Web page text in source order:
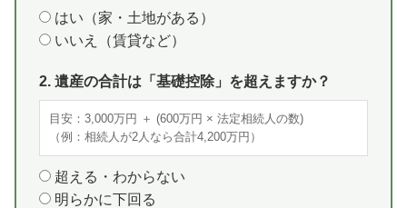
はい（家・土地がある）
いいえ（賃貸など）
2. 遺産の合計は「基礎控除」を超えますか？
目安：3,000万円 ＋ (600万円 × 法定相続人の数)
（例：相続人が2人なら合計4,200万円）
超える・わからない
明らかに下回る